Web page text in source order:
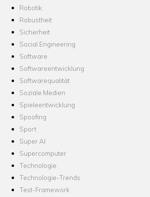
Robotik
Robustheit
Sicherheit
Social Engineering
Software
Softwareentwicklung
Softwarequalität
Soziale Medien
Spieleentwicklung
Spoofing
Sport
Super AI
Supercomputer
Technologie
Technologie-Trends
Test-Framework